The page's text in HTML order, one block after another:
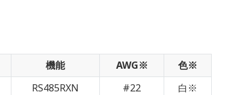
機能 AWG※
色※
RS485RXN #22
白※